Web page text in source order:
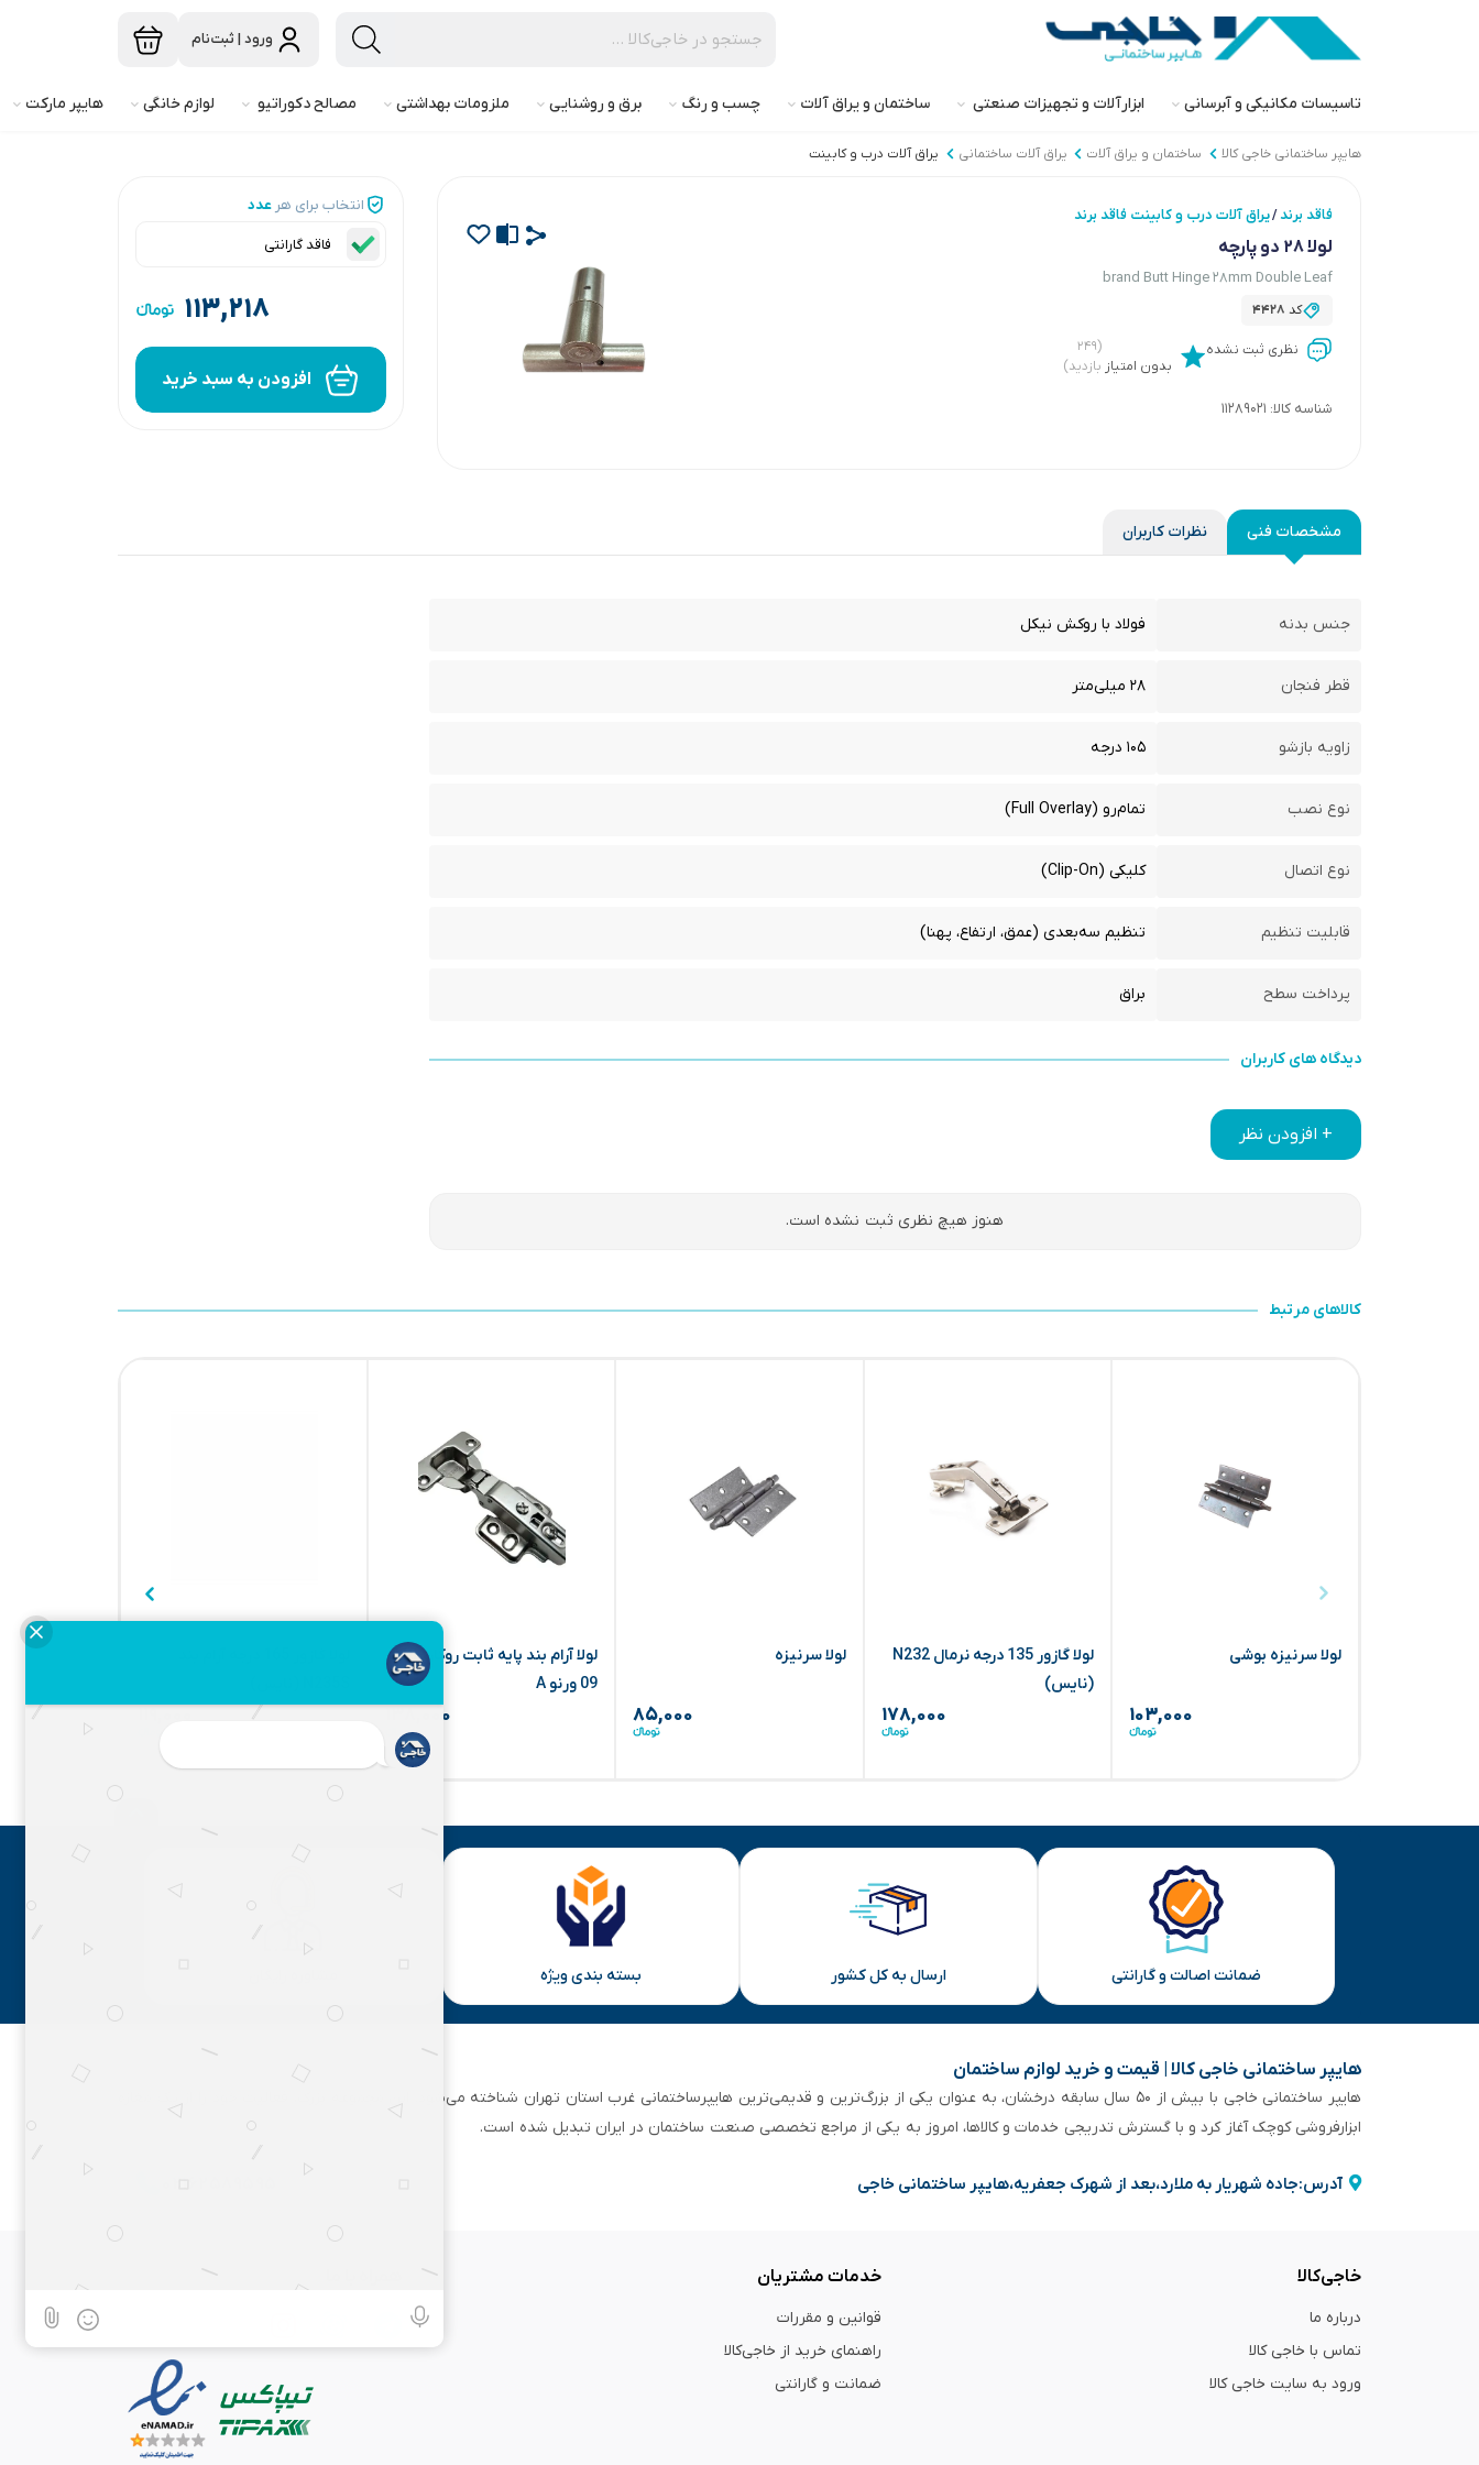
ورود | ثبت‌نام
تاسیسات مکانیکی و آبرسانی ابزارآلات و تجهیزات صنعتی ساختمان و یراق آلات چسب و رنگ برق و روشنایی ملزومات بهداشتی مصالح دکوراتیو لوازم خانگی هایپر مارکت
هایپر ساختمانی خاجی‌ کالا ساختمان و یراق آلات یراق آلات ساختمانی یراق آلات درب و کابینت
فاقد برند/یراق آلات درب و کابینت فاقد برند
لولا 28 دو پارچه
brand Butt Hinge 28mm Double Leaf
کد 4428
نظری ثبت نشده
بدون امتیاز
(۲۴۹
بازدید)
شناسه کالا: 11289021
انتخاب برای هر عدد
فاقد گارانتی
۱۱۳,۲۱۸
افزودن به سبد خرید
مشخصات فنی نظرات کاربران
جنس بدنه فولاد با روکش نیکل
قطر فنجان ۲۸ میلی‌متر
زاویه بازشو ۱۰۵ درجه
نوع نصب تمام‌رو (Full Overlay)
نوع اتصال کلیکی (Clip-On)
قابلیت تنظیم تنظیم سه‌بعدی (عمق، ارتفاع، پهنا)
پرداخت سطح براق
دیدگاه های کاربران
+ افزودن نظر
هنوز هیچ نظری ثبت نشده است.
کالاهای مرتبط
لولا سرنیزه بوشی
۱۰۳,۰۰۰
لولا گازور 135 درجه نرمال N232
(نایس)
۱۷۸,۰۰۰
لولا سرنیزه
۸۵,۰۰۰
لولا آرام بند پایه ثابت روکار Q18-
09 ورنو A
۱۳۸,۰۰۰
ضمانت اصالت و گارانتی ارسال به کل کشور بسته بندی ویژه
هایپر ساختمانی خاجی‌ کالا | قیمت و خرید لوازم ساختمان
هایپر ساختمانی خاجی‌ با بیش از ۵۰ سال سابقه‌ درخشان، به عنوان یکی از بزرگ‌ترین و قدیمی‌ترین هایپرساختمانی‌ غرب استان تهران شناخته می‌شود. این مجموعه بزرگ، فعالیت خود را از یک مغازه
ابزارفروشی کوچک آغاز کرد و با گسترش تدریجی خدمات و کالاها، امروز به یکی از مراجع تخصصی صنعت ساختمان در ایران تبدیل شده است.
آدرس:جاده شهریار به ملارد،بعد از شهرک جعفریه،هایپر ساختمانی خاجی
خاجی‌کالا
درباره ما
تماس با خاجی کالا
ورود به سایت خاجی‌ کالا
خدمات مشتریان
قوانین و مقررات
راهنمای خرید از خاجی‌کالا
ضمانت و گارانتی